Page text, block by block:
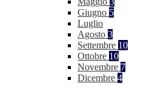
Giugno 5
Luglio
Agosto 3
Settembre 10
Ottobre 10
Novembre 7
Dicembre 4